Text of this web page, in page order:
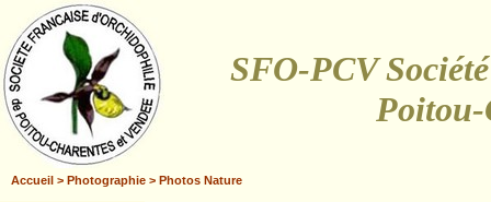
SFO-PCV
Poitou-
Accueil > Photographie > Photos Nature